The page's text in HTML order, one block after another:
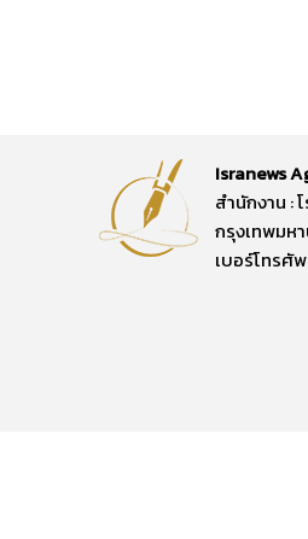
Isranews
สำนักงาน :
กรุงเทพมห
เบอร์โทรศั